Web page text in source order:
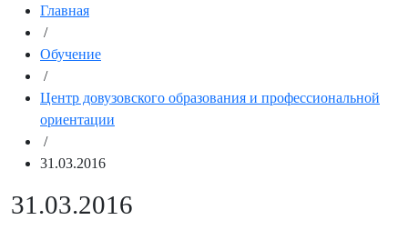
Главная
/
Обучение
/
Центр довузовского образования и профессиональной
ориентации
/
31.03.2016
31.03.2016